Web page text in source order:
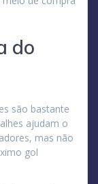
do
são bastante
ajudam o
mas não
gol